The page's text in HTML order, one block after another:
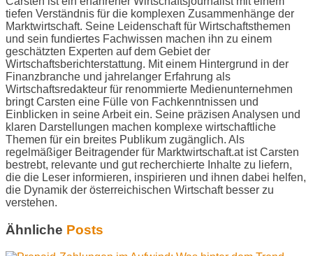
tiefen Verständnis für die komplexen Zusammenhänge der
Marktwirtschaft. Seine Leidenschaft für Wirtschaftsthemen
und sein fundiertes Fachwissen machen ihn zu einem
geschätzten Experten auf dem Gebiet der
Wirtschaftsberichterstattung. Mit einem Hintergrund in der
Finanzbranche und jahrelanger Erfahrung als
Wirtschaftsredakteur für renommierte Medienunternehmen
bringt Carsten eine Fülle von Fachkenntnissen und
Einblicken in seine Arbeit ein. Seine präzisen Analysen und
klaren Darstellungen machen komplexe wirtschaftliche
Themen für ein breites Publikum zugänglich. Als
regelmäßiger Beitragender für Marktwirtschaft.at ist Carsten
bestrebt, relevante und gut recherchierte Inhalte zu liefern,
die die Leser informieren, inspirieren und ihnen dabei helfen,
die Dynamik der österreichischen Wirtschaft besser zu
verstehen.
Ähnliche Posts